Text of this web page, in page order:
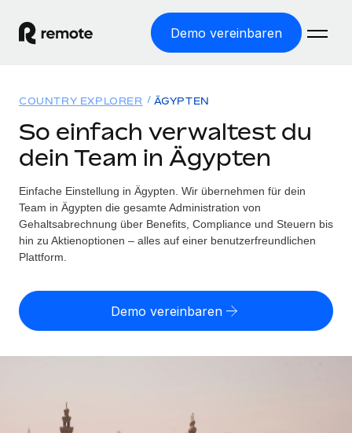
Demo vereinbaren
WELTWEITE BESCHÄFTIGUNG
Globale Payroll
Einfache, rechtssicher Payroll
Employer of Record
Weltweites Wachstum ohne Kosten für Niederlassungen
Contractor of Record
Rechtssichere, weltweite Arbeit mit Freelancer:innen
Globales Onboarding und Verwalten von
PEO
Auslagern von komplexen HR-Aufgaben
Lösungen
WELTWEITE ABDECKUNG
Country Explorer
Länderspezifische Unterstützung bei der Einstellung
Einfache Einstellung in allen US-Bundesstaaten
Startups
Ressourcen
TOOLS UND RECHNER
Scheinselbstständigkeitsrisiko berechnen
Personalkostenrechner
Honorarzahlungen berechnen
Informationen zu möglichen Währungen und
Preise
COUNTRY EXPLORER ÄGYPTEN
So einfach verwaltest du
dein Team in Ägypten
Einfache Einstellung in Ägypten. Wir übernehmen für dein
Team in Ägypten die gesamte Administration von
Gehaltsabrechnung über Benefits, Compliance und Steuern bis
hin zu Aktienoptionen – alles auf einer benutzerfreundlichen
Plattform.
Demo vereinbaren